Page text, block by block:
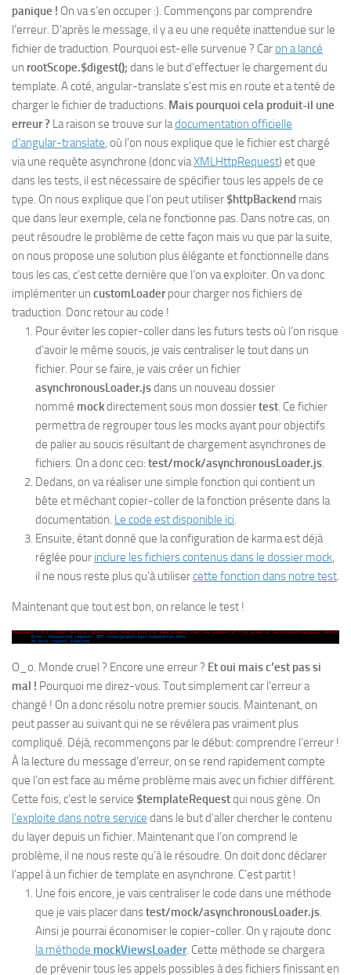
panique ! On va s’en occuper :). Commençons par comprendre
l’erreur. D’après le message, il y a eu une requête inattendue sur le
fichier de traduction. Pourquoi est-elle survenue ? Caron a lancé
un rootScope.$digest(); dans le but d’effectuer le chargement du
template. A coté, angular-translate s’est mis en route et a tenté de
charger le fichier de traductions. Mais pourquoi cela produit-il une
erreur ? La raison se trouve sur ladocumentation officielle
d’angular-translate, où l’on nous explique que le fichier est chargé
via une requête asynchrone (donc viaXMLHttpRequest) et que
dans les tests, il est nécessaire de spécifier tous les appels de ce
type. On nous explique que l’on peut utiliser $httpBackend mais
que dans leur exemple, cela ne fonctionne pas. Dans notre cas, on
peut résoudre le problème de cette façon mais vu que par la suite,
on nous propose une solution plus élégante et fonctionnelle dans
tous les cas, c’est cette dernière que l’on va exploiter. On va donc
implémenter un customLoaderpour charger nos fichiers de
traduction. Donc retour au code !
Pour éviter les copier-coller dans les futurs tests où l’on risque
d’avoir le même soucis, je vais centraliser le tout dans un
fichier. Pour se faire, je vais créer un fichier
asynchronousLoader.jsdans un nouveau dossier
nommé mockdirectement sous mon dossiertest. Ce fichier
permettra de regrouper tous les mocks ayant pour objectifs
de palier au soucis résultant de chargement asynchrones de
fichiers. On a donc ceci: test/mock/asynchronousLoader.js.
Dedans, on va réaliser une simple fonction qui contient un
bête et méchant copier-coller de la fonction présente dans la
documentation. Le code est disponible ici.
Ensuite, étant donné que la configuration de karma est déjà
réglée pour inclure les fichiers contenus dans le dossier mock,
il ne nous reste plus qu’à utilisercette fonction dans notre test.
Maintenant que tout est bon, on relance le test !
O_o. Monde cruel ? Encore une erreur ? Et oui mais c’est pas si
mal ! Pourquoi me direz-vous. Tout simplement car l’erreur a
changé ! On a donc résolu notre premier soucis. Maintenant, on
peut passer au suivant qui ne se révélera pas vraiment plus
compliqué. Déjà, recommençons par le début: comprendre l’erreur !
À la lecture du message d’erreur, on se rend rapidement compte
que l’on est face au même problème mais avec un fichier différent.
Cette fois, c’est le service $templateRequestqui nous gène. On
l’exploite dans notre service dans le but d’aller chercher le contenu
du layer depuis un fichier. Maintenant que l’on comprend le
problème, il ne nous reste qu’à le résoudre. On doit donc déclarer
l’appel à un fichier de template en asynchrone. C’est partit !
Une fois encore, je vais centraliser le code dans une méthode
que je vais placer danstest/mock/asynchronousLoader.js.
Ainsi je pourrai économiser le copier-coller. On y rajoute donc
la méthode mockViewsLoader. Cette méthode se chargera
de prévenir tous les appels possibles à des fichiers finissant en